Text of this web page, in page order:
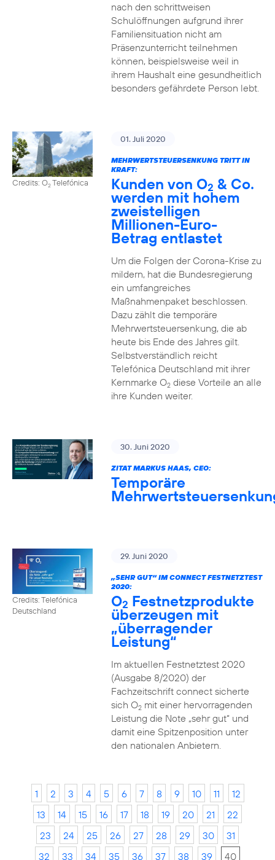
nach den schrittweisen
Schulöffnungen aufgrund ihrer
Familiensituation nicht am
Präsenzunterricht teilnehmen
können, beispielsweise weil in
ihrem Haushalt eine gesundheitlich
besonders gefährdete Person lebt.
Credits: O2Telefónica
01. Juli 2020
MEHRWERTSTEUERSENKUNG TRITT IN
KRAFT:
Kunden von O2 & Co.
werden mit hohem
zweistelligen
Millionen-Euro-
Betrag entlastet
Um die Folgen der Corona-Krise zu
mildern, hat die Bundesregierung
ein umfangreiches
Maßnahmenpaket beschlossen.
Dazu zählt die temporäre
Mehrwertsteuersenkung, die ab
heute bis Ende des Jahres gilt.
Selbstverständlich reicht
Telefónica Deutschland mit ihrer
Kernmarke O2diese Vorteile an alle
ihre Kunden weiter.
30. Juni 2020
ZITAT MARKUS HAAS, CEO:
Temporäre
Credits: Telefónica
Deutschland
29. Juni 2020
„SEHR GUT“ IM CONNECT FESTNETZTEST
2020:
O2 Festnetzprodukte
überzeugen mit
„überragender
Leistung“
Im aktuellen Festnetztest 2020
(Ausgabe 8/2020) der
Fachzeitschrift connect sicherte
sich O2mit einer hervorragenden
Leistung die Note „sehr gut“ und
damit eine Spitzenposition unter
den nationalen Anbietern.
1 2 3 4 5 6 7 8 9 10 11
12
13
14 15 16 17 18 19 20 21
22
23
24 25 26 27 28 29 30
31
32
33 34 35 36 37 38 39 40